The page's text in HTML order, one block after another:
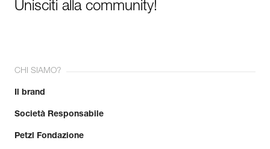
Unisciti alla community!
CHI SIAMO?
Il brand
Società Responsabile
Petzl Fondazione